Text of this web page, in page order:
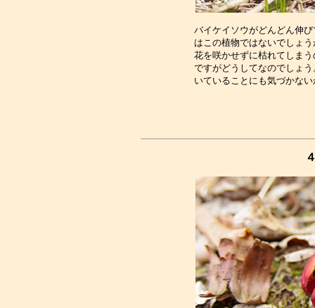
バイケイソウがどんどん伸
はこの植物ではないでしょ
花を咲かせずに枯れてしま
ですがどうしてなのでしょ